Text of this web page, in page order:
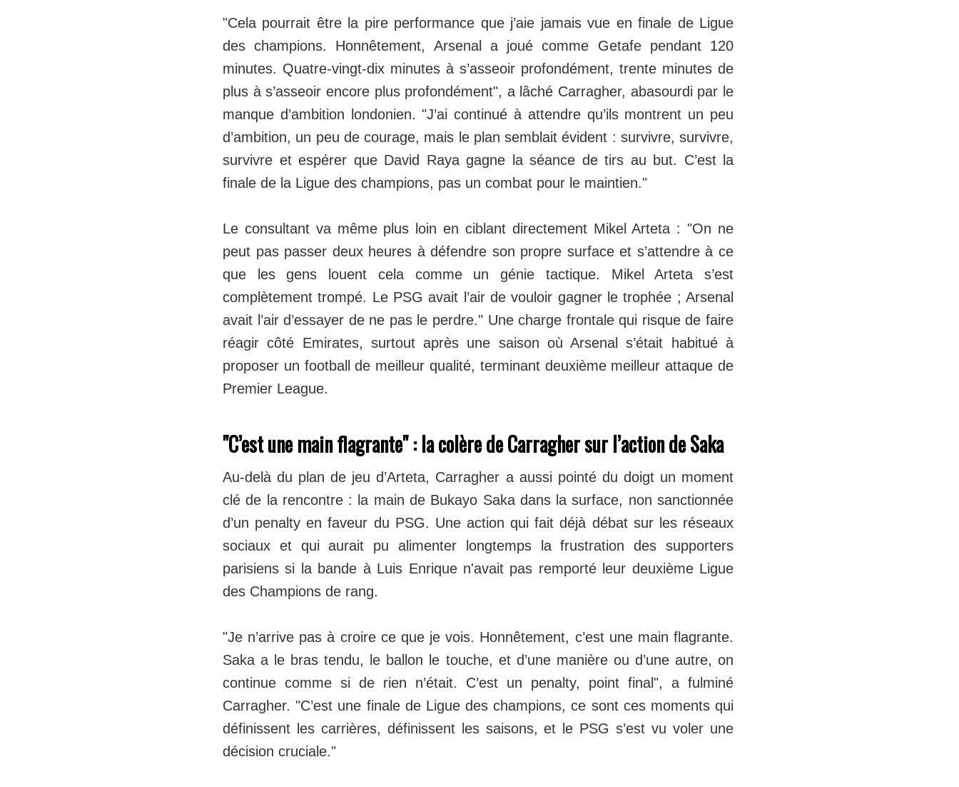
"Cela pourrait être la pire performance que j’aie jamais vue en finale de Ligue
des champions. Honnêtement, Arsenal a joué comme Getafe pendant 120
minutes. Quatre-vingt-dix minutes à s’asseoir profondément, trente minutes de
plus à s’asseoir encore plus profondément", a lâché Carragher, abasourdi par le
manque d’ambition londonien. "J’ai continué à attendre qu’ils montrent un peu
d’ambition, un peu de courage, mais le plan semblait évident : survivre, survivre,
survivre et espérer que David Raya gagne la séance de tirs au but. C’est la
finale de la Ligue des champions, pas un combat pour le maintien."
Le consultant va même plus loin en ciblant directement Mikel Arteta : "On ne
peut pas passer deux heures à défendre son propre surface et s’attendre à ce
que les gens louent cela comme un génie tactique. Mikel Arteta s’est
complètement trompé. Le PSG avait l’air de vouloir gagner le trophée ; Arsenal
avait l’air d’essayer de ne pas le perdre." Une charge frontale qui risque de faire
réagir côté Emirates, surtout après une saison où Arsenal s’était habitué à
proposer un football de meilleur qualité, terminant deuxième meilleur attaque de
Premier League.
"C’est une main flagrante" : la colère de Carragher sur l’action de Saka
Au-delà du plan de jeu d’Arteta, Carragher a aussi pointé du doigt un moment
clé de la rencontre : la main de Bukayo Saka dans la surface, non sanctionnée
d’un penalty en faveur du PSG. Une action qui fait déjà débat sur les réseaux
sociaux et qui aurait pu alimenter longtemps la frustration des supporters
parisiens si la bande à Luis Enrique n'avait pas remporté leur deuxième Ligue
des Champions de rang.
"Je n’arrive pas à croire ce que je vois. Honnêtement, c’est une main flagrante.
Saka a le bras tendu, le ballon le touche, et d’une manière ou d’une autre, on
continue comme si de rien n’était. C’est un penalty, point final", a fulminé
Carragher. "C’est une finale de Ligue des champions, ce sont ces moments qui
définissent les carrières, définissent les saisons, et le PSG s’est vu voler une
décision cruciale."